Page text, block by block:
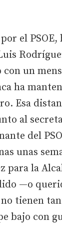
el
un
ha
Esa
al
del
unas
para la
—o
tienen
bajo con